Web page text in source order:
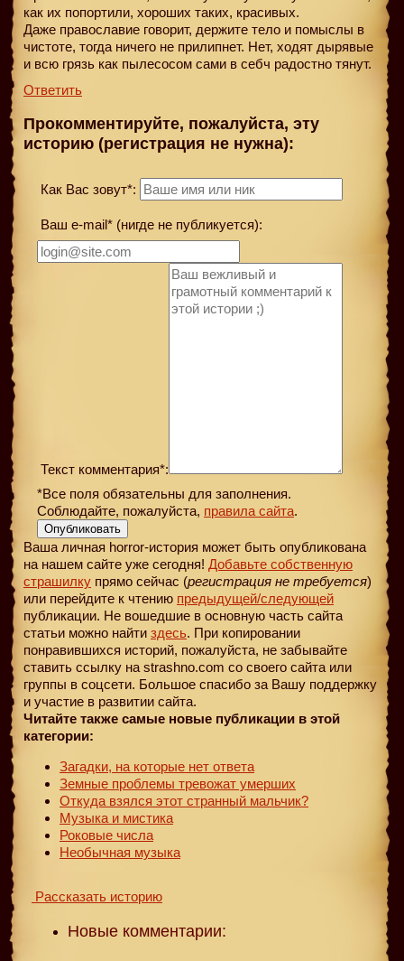
как их попортили, хороших таких, красивых.
Даже православие говорит, держите тело и помыслы в
чистоте, тогда ничего не прилипнет. Нет, ходят дырявые
и всю грязь как пылесосом сами в себч радостно тянут.
Ответить
Прокомментируйте, пожалуйста, эту
историю (регистрация не нужна):
Как Вас зовут*:
Ваш e-mail* (нигде не публикуется):
Текст комментария*:
*Все поля обязательны для заполнения.
Соблюдайте, пожалуйста, правила сайта.
Опубликовать
Ваша личная horror-история может быть опубликована
на нашем сайте уже сегодня! Добавьте собственную
страшилку прямо сейчас (регистрация не требуется)
или перейдите к чтению предыдущей/следующей
публикации. Не вошедшие в основную часть сайта
статьи можно найти здесь. При копировании
понравившихся историй, пожалуйста, не забывайте
ставить ссылку на strashno.com со своего сайта или
группы в соцсети. Большое спасибо за Вашу поддержку
и участие в развитии сайта.
Читайте также самые новые публикации в этой
категории:
Загадки, на которые нет ответа
Земные проблемы тревожат умерших
Откуда взялся этот странный мальчик?
Музыка и мистика
Роковые числа
Необычная музыка
Рассказать историю
Новые комментарии: